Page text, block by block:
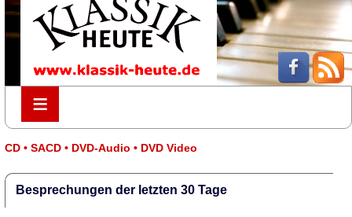
≡
≡
CD • SACD • DVD-Audio • DVD Video
Besprechungen der letzten 30 Tage